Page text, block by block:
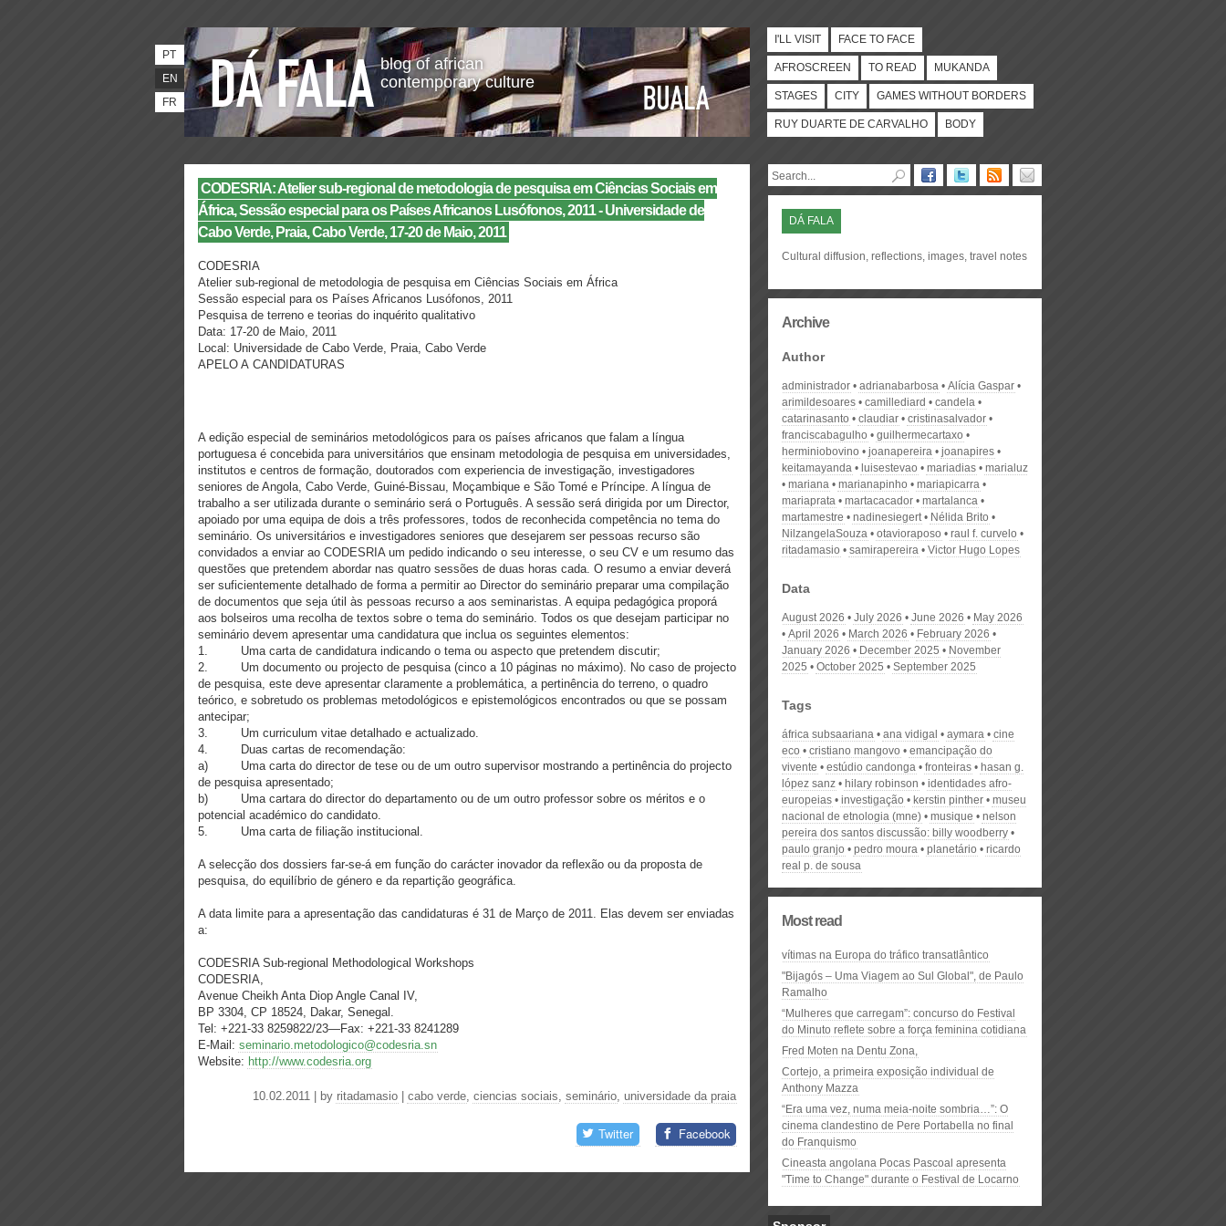
blog of african
contemporary culture
PT
EN
FR
I'LL VISIT FACE TO FACE
AFROSCREEN TO READ MUKANDA
STAGES CITY GAMES WITHOUT BORDERS
RUY DUARTE DE CARVALHO BODY
CODESRIA: Atelier sub-region​al de metodologi​a de pesquisa em Ciências Sociais em
África, Sessão especial para os Países Africanos Lusófonos, 2011 - Universida​de de
Cabo Verde, Praia, Cabo Verde, 17-20 de Maio, 2011
CODESRIA
Atelier sub-regional de metodologia de pesquisa em Ciências Sociais em África
Sessão especial para os Países Africanos Lusófonos, 2011
Pesquisa de terreno e teorias do inquérito qualitativo
Data: 17-20 de Maio, 2011
Local: Universidade de Cabo Verde, Praia, Cabo Verde
APELO A CANDIDATURAS
A edição especial de seminários metodológicos para os países africanos que falam a língua
portuguesa é concebida para universitários que ensinam metodologia de pesquisa em universidades,
institutos e centros de formação, doutorados com experiencia de investigação, investigadores
seniores de Angola, Cabo Verde, Guiné-Bissau, Moçambique e São Tomé e Príncipe. A língua de
trabalho a ser utilizada durante o seminário será o Português. A sessão será dirigida por um Director,
apoiado por uma equipa de dois a três professores, todos de reconhecida competência no tema do
seminário. Os universitários e investigadores seniores que desejarem ser pessoas recurso são
convidados a enviar ao CODESRIA um pedido indicando o seu interesse, o seu CV e um resumo das
questões que pretendem abordar nas quatro sessões de duas horas cada. O resumo a enviar deverá
ser suficientemente detalhado de forma a permitir ao Director do seminário preparar uma compilação
de documentos que seja útil às pessoas recurso a aos seminaristas. A equipa pedagógica proporá
aos bolseiros uma recolha de textos sobre o tema do seminário. Todos os que desejam participar no
seminário devem apresentar uma candidatura que inclua os seguintes elementos:
1. Uma carta de candidatura indicando o tema ou aspecto que pretendem discutir;
2. Um documento ou projecto de pesquisa (cinco a 10 páginas no máximo). No caso de projecto
de pesquisa, este deve apresentar claramente a problemática, a pertinência do terreno, o quadro
teórico, e sobretudo os problemas metodológicos e epistemológicos encontrados ou que se possam
antecipar;
3. Um curriculum vitae detalhado e actualizado.
4. Duas cartas de recomendação:
a) Uma carta do director de tese ou de um outro supervisor mostrando a pertinência do projecto
de pesquisa apresentado;
b) Uma cartara do director do departamento ou de um outro professor sobre os méritos e o
potencial académico do candidato.
5. Uma carta de filiação institucional.
A selecção dos dossiers far-se-á em função do carácter inovador da reflexão ou da proposta de
pesquisa, do equilíbrio de género e da repartição geográfica.
A data limite para a apresentação das candidaturas é 31 de Março de 2011. Elas devem ser enviadas
a:
CODESRIA Sub-regional Methodological Workshops
CODESRIA,
Avenue Cheikh Anta Diop Angle Canal IV,
BP 3304, CP 18524, Dakar, Senegal.
Tel: +221-33 8259822/23—Fax: +221-33 8241289
E-Mail: seminario.metodologico@codesria.sn
Website: http://www.codesria.org
10.02.2011 | by ritadamasio cabo verde, ciencias sociais, seminário, universidade da praia
Twitter Facebook
DÁ FALA
Cultural diffusion, reflections, images, travel notes
Archive
Author
administrador adrianabarbosa
Alícia Gaspar
arimildesoares
camillediard
candela
catarinasanto
claudiar
cristinasalvador
franciscabagulho
guilhermecartaxo
herminiobovino
joanapereira
joanapires
keitamayanda
luisestevao mariadias
marialuz
mariana
marianapinho
mariapicarra
mariaprata
martacacador
martalanca
martamestre
nadinesiegert
Nélida Brito
NilzangelaSouza
otavioraposo
raul f. curvelo
ritadamasio
samirapereira Victor Hugo Lopes
Data
August 2026 July 2026 June 2026
May 2026
April 2026
March 2026
February 2026
January 2026
December 2025
November
2025
October 2025 September 2025
Tags
áfrica subsaariana ana vidigal aymara
cine
eco
cristiano mangovo
emancipação do
vivente
estúdio candonga fronteiras
hasan g.
lópez sanz
hilary robinson
identidades afro-
europeias
investigação kerstin pinther
museu
nacional de etnologia (mne)
musique
nelson
pereira dos santos discussão: billy woodberry
paulo granjo
pedro moura planetário
ricardo
real p. de sousa
Most read
vítimas na Europa do tráfico transatlântico
"Bijagós – Uma Viagem ao Sul Global", de Paulo
Ramalho
“Mulheres que carregam”: concurso do Festival
do Minuto reflete sobre a força feminina cotidiana
Fred Moten na Dentu Zona,
Cortejo, a primeira exposição individual de
Anthony Mazza
“Era uma vez, numa meia-noite sombria…”: O
cinema clandestino de Pere Portabella no final
do Franquismo
Cineasta angolana Pocas Pascoal apresenta
"Time to Change" durante o Festival de Locarno